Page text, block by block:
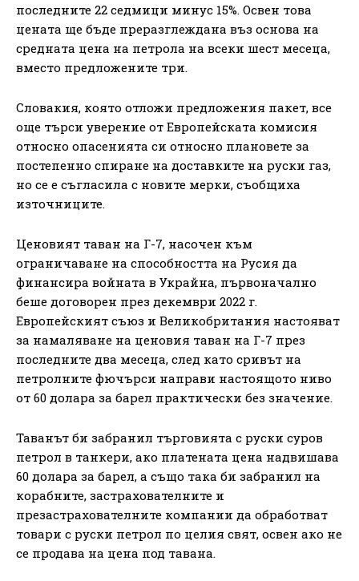
последните 22 седмици минус 15%. Освен това
цената ще бъде преразглеждана въз основа на
средната цена на петрола на всеки шест месеца,
вместо предложените три.
Словакия, която отложи предложения пакет, все
още търси уверение от Европейската комисия
относно опасенията си относно плановете за
постепенно спиране на доставките на руски газ,
но се е съгласила с новите мерки, съобщиха
източниците.
Ценовият таван на Г-7, насочен към
ограничаване на способността на Русия да
финансира войната в Украйна, първоначално
беше договорен през декември 2022 г.
Европейският съюз и Великобритания настояват
за намаляване на ценовия таван на Г-7 през
последните два месеца, след като сривът на
петролните фючърси направи настоящото ниво
от 60 долара за барел практически без значение.
Таванът би забранил търговията с руски суров
петрол в танкери, ако платената цена надвишава
60 долара за барел, а също така би забранил на
корабните, застрахователните и
презастрахователните компании да обработват
товари с руски петрол по целия свят, освен ако не
се продава на цена под тавана.